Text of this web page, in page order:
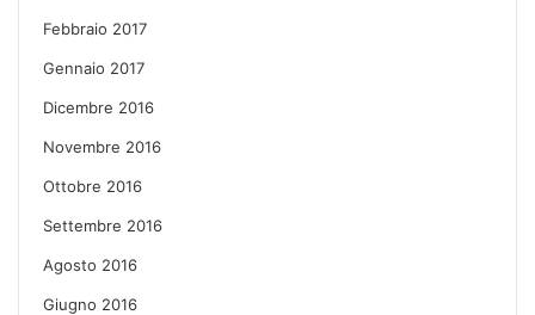
Febbraio 2017
Gennaio 2017
Dicembre 2016
Novembre 2016
Ottobre 2016
Settembre 2016
Agosto 2016
Giugno 2016